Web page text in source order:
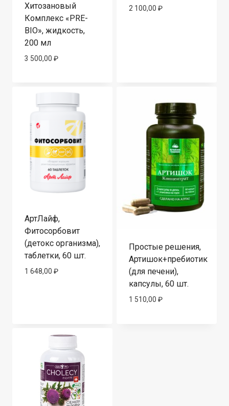
Хитозановый
Комплекс «PRE-
BIO», жидкость,
200 мл
3 500,00 ₽
2 100,00 ₽
АртЛайф,
Фитосорбовит
(детокс организма),
таблетки, 60 шт.
1 648,00 ₽
Простые решения,
Артишок+пребиотик
(для печени),
капсулы, 60 шт.
1 510,00 ₽